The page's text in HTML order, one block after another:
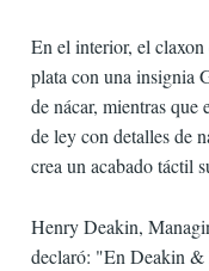
En el interior, el claxon
plata con una insignia
de nácar, mientras que
de ley con detalles de
crea un acabado táctil
Henry Deakin,
declaró: "En Deakin &